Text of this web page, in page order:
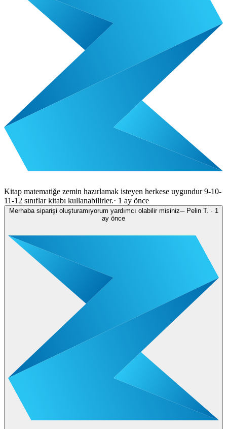
Kitap matematiğe zemin hazırlamak isteyen herkese uygundur 9-10-
11-12 sınıflar kitabı kullanabilirler.· 1 ay önce
Merhaba siparişi oluşturamıyorum yardımcı olabilir misiniz─ Pelin T. · 1
ay önce